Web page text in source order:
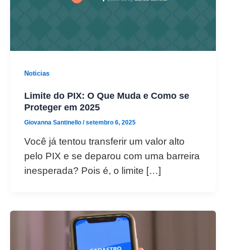
Noticias
Limite do PIX: O Que Muda e Como se
Proteger em 2025
Giovanna Santinello /setembro 6, 2025
Você já tentou transferir um valor alto
pelo PIX e se deparou com uma barreira
inesperada? Pois é, o limite […]